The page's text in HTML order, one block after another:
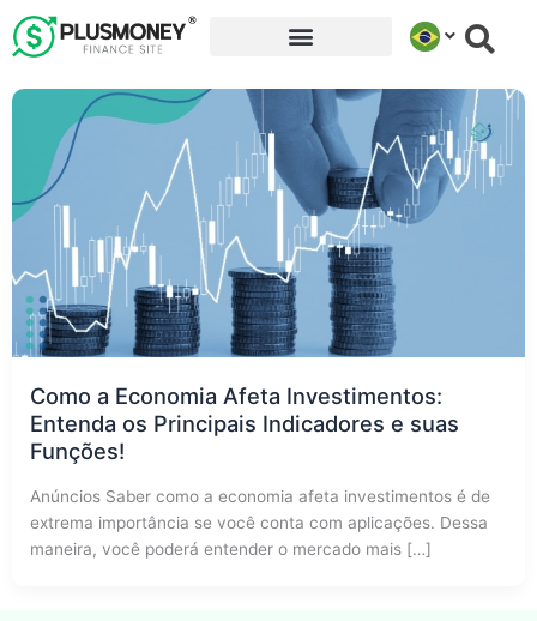
para
conteúdo
Como a Economia Afeta Investimentos:
Entenda os Principais Indicadores e suas
Funções!
Anúncios Saber como a economia afeta investimentos é de
extrema importância se você conta com aplicações. Dessa
maneira, você poderá entender o mercado mais […]